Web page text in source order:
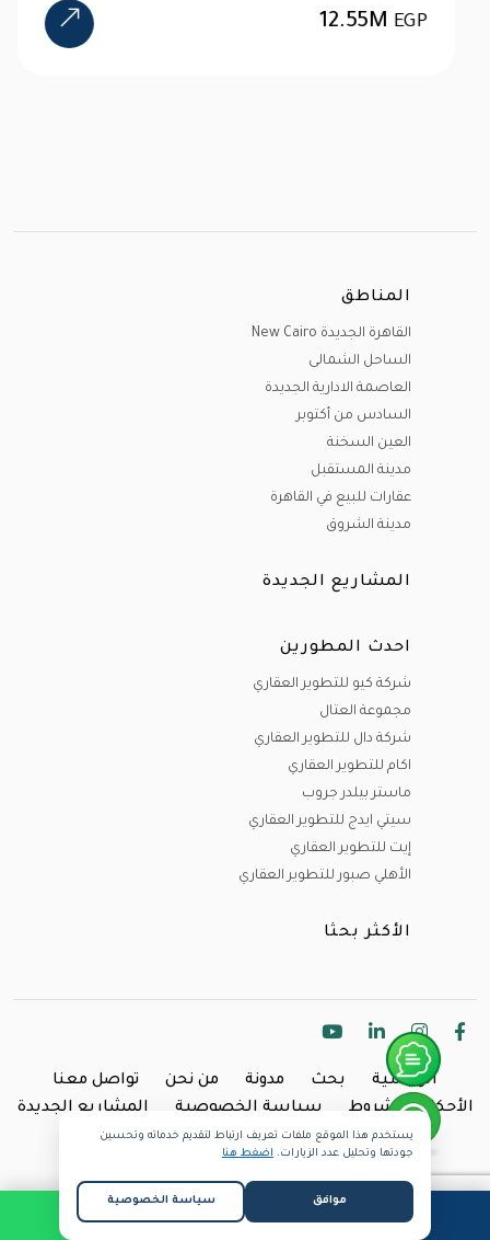
المناطق
القاهرة الجديدة New Cairo
الساحل الشمالى
العاصمة الادارية الجديدة
السادس من أكتوبر
العين السخنة
مدينة المستقبل
عقارات للبيع في القاهرة
مدينة الشروق
المشاريع الجديدة
احدث المطورين
شركة كيو للتطوير العقاري
مجموعة العتال
شركة دال للتطوير العقاري
اكام للتطوير العقاري
ماستر بيلدر جروب
سيتي ايدج للتطوير العقاري
إيت للتطوير العقاري
الأهلي صبور للتطوير العقاري
الأكثر بحثا
الرئيسية بحث مدونة من نحن
تواصل معنا
الأحكام والشروط
سياسة الخصوصية المشاريع الجديدة
Copyright @2024 Inland.
يستخدم هذا الموقع ملفات تعريف ارتباط لتقديم خدماته وتحسين
جودتها وتحليل عدد الزيارات. اضغط هنا
موافق سياسة الخصوصية